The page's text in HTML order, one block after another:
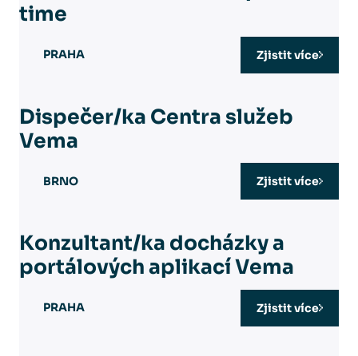
time
PRAHA Zjistit více
Dispečer/ka Centra služeb
Vema
BRNO Zjistit více
Konzultant/ka docházky a
portálových aplikací Vema
PRAHA Zjistit více